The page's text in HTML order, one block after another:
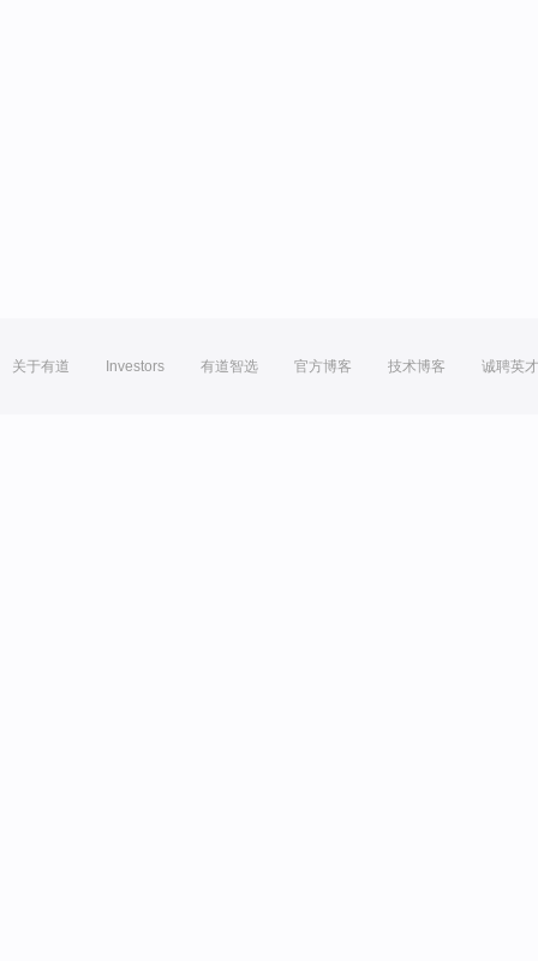
关于有道 Investors 有道智选 官方博客 技术博客 诚聘英才